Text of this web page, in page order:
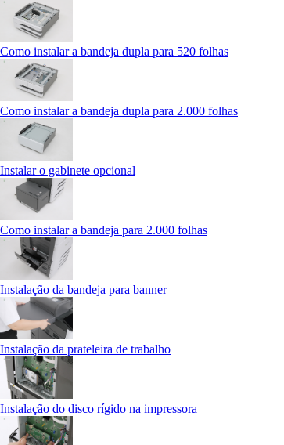
Como instalar a bandeja dupla para 520 folhas
Como instalar a bandeja dupla para 2.000 folhas
Instalar o gabinete opcional
Como instalar a bandeja para 2.000 folhas
Instalação da bandeja para banner
Instalação da prateleira de trabalho
Instalação do disco rígido na impressora